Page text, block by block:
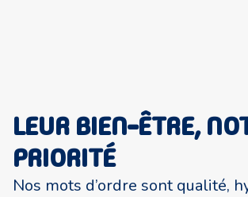
LEUR BIEN-ÊTRE,
PRIORITÉ
Nos mots d’ordre sont qualité,